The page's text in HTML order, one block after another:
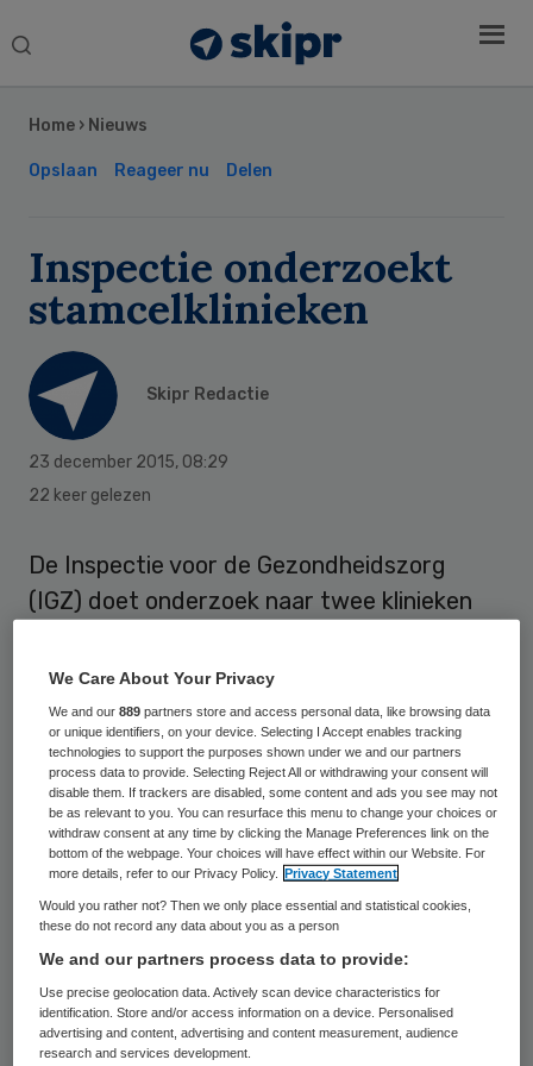
Search
Home › Nieuws
Opslaan Reageer nu Delen
Inspectie onderzoekt
stamcelklinieken
Skipr Redactie
23 december 2015, 08:29
22 keer gelezen
De Inspectie voor de Gezondheidszorg
(IGZ) doet onderzoek naar twee klinieken
stamceltransplantaties. Dat heeft een
woordvoerster van IGZ woensdag
bevestigd na een artikel hierover in de
Volkskrant.
Volgens de woordvoerster mogen
privéklinieken niet zomaar
stamcelbehandelingen uitvoeren, maar is
hiervoor een vergunning nodig. Volgens de
Volkskrant hebben alleen universitaire
medische centra en het Nederlands Kanker
Instituut zo’n vergunning.
Sidebar
We Care About Your Privacy
We and our889 partners store and access personal data, like browsing data
or unique identifiers, on your device. Selecting I Accept enables tracking
technologies to support the purposes shown under we and our partners
process data to provide. Selecting Reject All or withdrawing your consent will
disable them. If trackers are disabled, some content and ads you see may not
be as relevant to you. You can resurface this menu to change your choices or
withdraw consent at any time by clicking the Manage Preferences link on the
bottom of the webpage. Your choices will have effect within our Website. For
more details, refer to our Privacy Policy.
Privacy Statement
Would you rather not? Then we only place essential and statistical cookies,
these do not record any data about you as a person
We and our partners process data to provide:
Use precise geolocation data. Actively scan device characteristics for
identification. Store and/or access information on a device. Personalised
advertising and content, advertising and content measurement, audience
research and services development.